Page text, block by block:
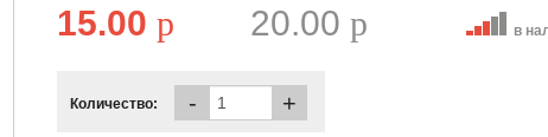
15.00p 20.00p в
Количество: - +